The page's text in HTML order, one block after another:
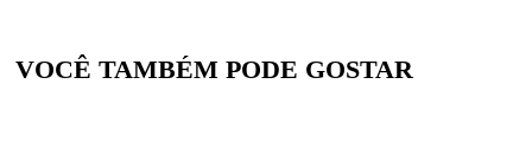
VOCÊ TAMBÉM PODE GOSTAR